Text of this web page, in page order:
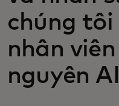
Tin tức và xu
chúng
nhân
nguyên AI